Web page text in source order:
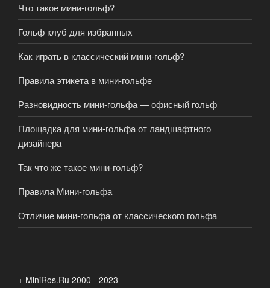
Что такое мини-гольф?
Гольф клуб для избранных
Как играть в классический мини-гольф?
Правила этикета в мини-гольфе
Разновидность мини-гольфа — офисный гольф
Площадка для мини-гольфа от ландшафтного
дизайнера
Так что же такое мини-гольф?
Правила Мини-гольфа
Отличие мини-гольфа от классического гольфа
+ MiniRos.Ru 2000 - 2023